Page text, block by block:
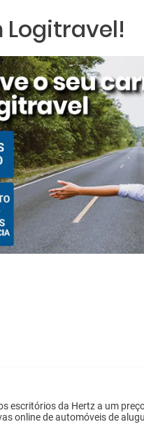
da Hertz a um
online de automóveis de